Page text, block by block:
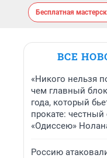
Бесплатная
ВСЕ
«Никого нельзя
чем главный
года, который
прокате:
«Одиссею»
Россию